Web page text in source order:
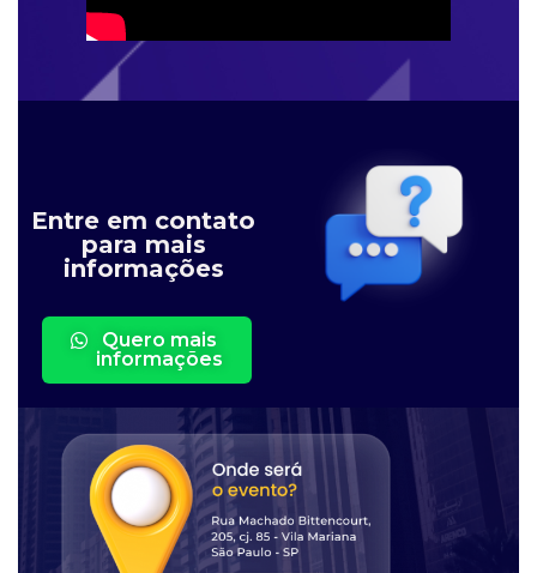
Entre em contato
para mais
informações
Quero mais
informações